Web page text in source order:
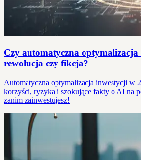
Czy automatyczna optymalizacja
rewolucja czy fikcja?
Automatyczna optymalizacja inwestycji w
korzyści, ryzyka i szokujące fakty o AI na
zanim zainwestujesz!